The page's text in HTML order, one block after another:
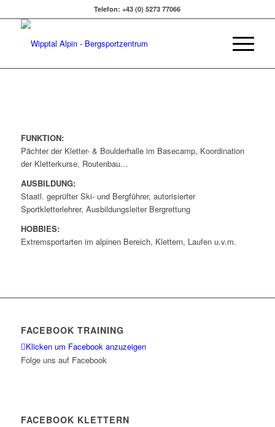
Telefon: +43 (0) 5273 77066
FUNKTION:
Pächter der Kletter- & Boulderhalle im Basecamp, Koordination
der Kletterkurse, Routenbau…
AUSBILDUNG:
Staatl. geprüfter Ski- und Bergführer, autorisierter
Sportkletterlehrer, Ausbildungsleiter Bergrettung
HOBBIES:
Extremsportarten im alpinen Bereich, Klettern, Laufen u.v.m.
FACEBOOK TRAINING
Klicken um Facebook anzuzeigen
Folge uns auf Facebook
FACEBOOK KLETTERN